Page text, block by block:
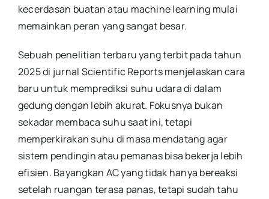
kecerdasan buatan atau machine learning mulai
memainkan peran yang sangat besar.
Sebuah penelitian terbaru yang terbit pada tahun
2025 di jurnal Scientific Reports menjelaskan cara
baru untuk memprediksi suhu udara di dalam
gedung dengan lebih akurat. Fokusnya bukan
sekadar membaca suhu saat ini, tetapi
memperkirakan suhu di masa mendatang agar
sistem pendingin atau pemanas bisa bekerja lebih
efisien. Bayangkan AC yang tidak hanya bereaksi
setelah ruangan terasa panas, tetapi sudah tahu